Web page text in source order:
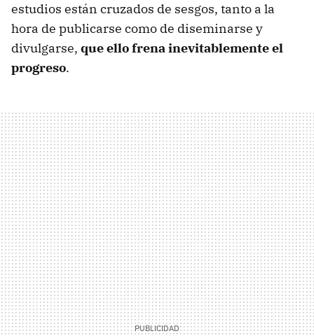
estudios están cruzados de sesgos, tanto a la
hora de publicarse como de diseminarse y
divulgarse, que ello frena inevitablemente el
progreso.